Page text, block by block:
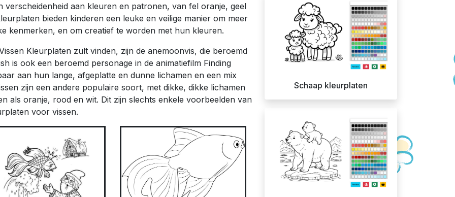
verscheidenheid aan kleuren en patronen, van fel oranje, geel
bieden kinderen een leuke en veilige manier om meer
kenmerken, en om creatief te worden met hun kleuren.
Kleurplaten zult vinden, zijn de anemoonvis, die beroemd
is ook een beroemd personage in de animatiefilm Finding
aan hun lange, afgeplatte en dunne lichamen en een mix
zijn een andere populaire soort, met dikke, dikke lichamen
als oranje, rood en wit. Dit zijn slechts enkele voorbeelden van
voor vissen.
Schaap kleurplaten